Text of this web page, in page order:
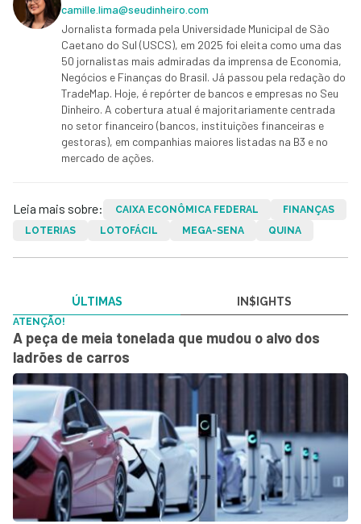
camille.lima@seudinheiro.com
Jornalista formada pela Universidade Municipal de São
Caetano do Sul (USCS), em 2025 foi eleita como uma das
50 jornalistas mais admiradas da imprensa de Economia,
Negócios e Finanças do Brasil. Já passou pela redação do
TradeMap. Hoje, é repórter de bancos e empresas no Seu
Dinheiro. A cobertura atual é majoritariamente centrada
no setor financeiro (bancos, instituições financeiras e
gestoras), em companhias maiores listadas na B3 e no
mercado de ações.
Leia mais sobre: CAIXA ECONÔMICA FEDERAL
FINANÇAS
LOTERIAS
LOTOFÁCIL MEGA-SENA QUINA
ÚLTIMAS IN$IGHTS
ATENÇÃO!
A peça de meia tonelada que mudou o alvo dos
ladrões de carros